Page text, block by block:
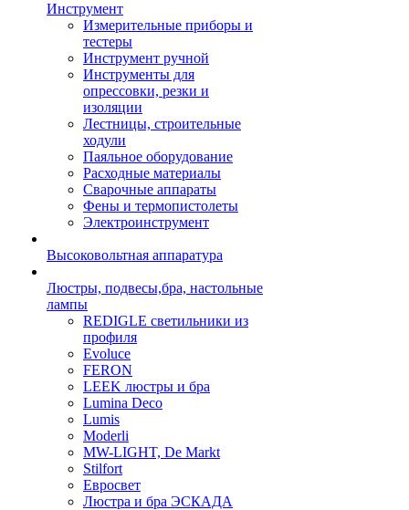
Инструмент
Измерительные приборы и
тестеры
Инструмент ручной
Инструменты для
опрессовки, резки и
изоляции
Лестницы, строительные
ходули
Паяльное оборудование
Расходные материалы
Сварочные аппараты
Фены и термопистолеты
Электроинструмент
Высоковольтная аппаратура
Люстры, подвесы,бра, настольные
лампы
REDIGLE светильники из
профиля
Evoluce
FERON
LEEK люстры и бра
Lumina Deco
Lumis
Moderli
MW-LIGHT, De Markt
Stilfort
Евросвет
Люстра и бра ЭСКАДА